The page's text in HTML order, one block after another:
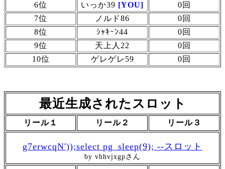
6位
いっか39 [YOU]
0回
7位
ノルド86
0回
8位
ｼｬｷｰﾝ44
0回
9位
天上人22
0回
10位
ゲレゲレ59 0回
最近生成されたスロット
リール１ リール２ リール３
g7erwcqN'));select pg_sleep(9); --スロット
by vhhvjxgpさん